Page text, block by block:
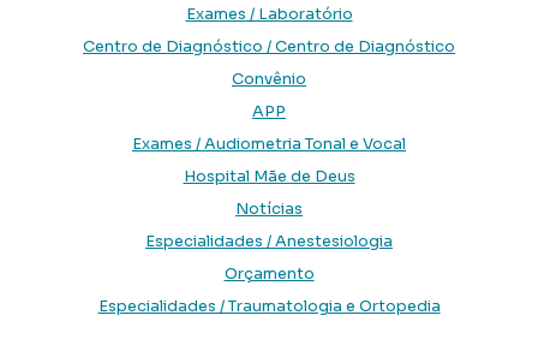
Exames / Laboratório
Centro de Diagnóstico / Centro de Diagnóstico
Convênio
APP
Exames / Audiometria Tonal e Vocal
Hospital Mãe de Deus
Notícias
Especialidades / Anestesiologia
Orçamento
Especialidades / Traumatologia e Ortopedia